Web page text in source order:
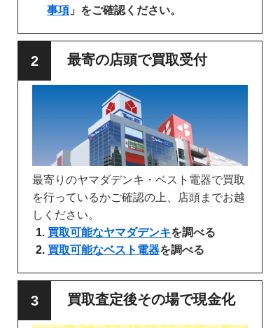
事項 」をご確認ください。
最寄の店頭で買取受付
最寄りのヤマダデンキ・ベスト電器で買取
を行っているかご確認の上、店頭までお越
しください。
買取可能なヤマダデンキを調べる
買取可能なベスト電器を調べる
買取査定後その場で現金化